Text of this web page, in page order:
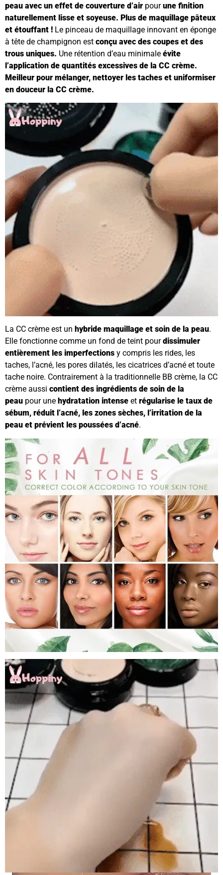
peau avec un effet de couverture d’air pourune finition
naturellement lisse et soyeuse. Plus de maquillage pâteux
et étouffant ! Le pinceau de maquillage innovant en éponge
à tête de champignon est conçu avec des coupes et des
trous uniques. Une rétention d’eau minimale évite
l’application de quantités excessives de la CC crème.
Meilleur pour mélanger, nettoyer les taches et uniformiser
en douceur la CC crème.
La CC crème est un hybride maquillage et soin de la peau.
Elle fonctionne comme un fond de teint pourdissimuler
entièrement les imperfections y compris les rides, les
taches, l’acné, les pores dilatés, les cicatrices d’acné et toute
tache noire. Contrairement à la traditionnelle BB crème, la CC
crème aussi contient des ingrédients de soin de la
peau pour une hydratation intense et régularise le taux de
sébum, réduit l’acné, les zones sèches, l’irritation de la
peau et prévient les poussées d’acné.